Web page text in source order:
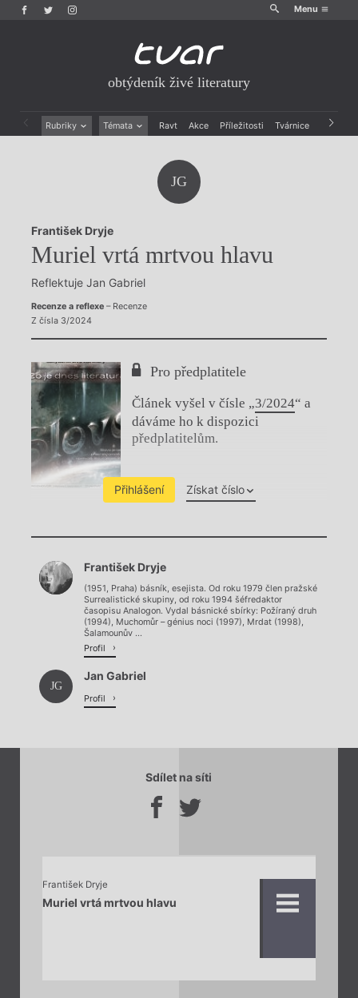
Menu
obtýdeník živé literatury
Rubriky Témata Ravt Akce Příležitosti Tvárnice Archiv
Rozhovory
Dokument
Výroční ceny
JG
František Dryje
Muriel vrtá mrtvou hlavu
Reflektuje Jan Gabriel
Recenze a reflexe– Recenze
Z čísla 3/2024
Pro předplatitele
Článek vyšel v čísle „3/2024“ a
dáváme ho k dispozici
předplatitelům.
Přihlášení Získat číslo
Chviličku.
Načítá se.
František Dryje
(1951, Praha) básník, esejista. Od roku 1979 člen pražské
Surrealistické skupiny, od roku 1994 šéfredaktor
časopisu Analogon. Vydal básnické sbírky: Požíraný druh
(1994), Muchomůr – génius noci (1997), Mrdat (1998),
Šalamounův ...
Profil
JG
Jan Gabriel
Profil
Sdílet na síti
František Dryje
Muriel vrtá mrtvou hlavu